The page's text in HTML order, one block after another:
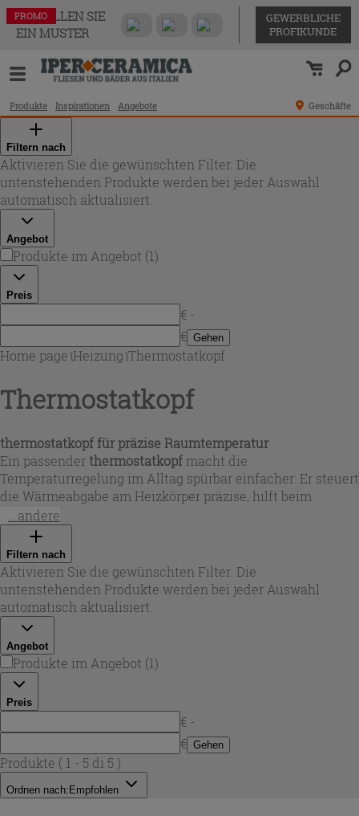
BESTELLEN SIE
EIN MUSTER
GEWERBLICHE
PROFIKUNDE
Produkte Inspirationen Angebote Geschäfte
Filtern nach
Aktivieren Sie die gewünschten Filter. Die
untenstehenden Produkte werden bei jeder Auswahl
automatisch aktualisiert.
Angebot
Produkte im Angebot (1)
Preis
€ -
€ Gehen
Home page\Heizung\Thermostatkopf
Thermostatkopf
thermostatkopf für präzise Raumtemperatur
Ein passenderthermostatkopfmacht die
Temperaturregelung im Alltag spürbar einfacher: Er steuert
die Wärmeabgabe am Heizkörper präzise, hilft beim
Energiesparen und erhöht den Wohnkomfort in jedem
Raum. In dieser Auswahl finden Sie Varianten für
unterschiedliche Einrichtungsstile – von klaren,
minimalistischen Formen bis zu markanten Design-
Akzenten. Dank robuster Verarbeitung und langlebiger
Oberflächen sind die Modelle auf den täglichen Einsatz
ausgelegt und unterstützen eine gleichmäßige
Heizkonzepten.
...andere
Filtern nach
Aktivieren Sie die gewünschten Filter. Die
untenstehenden Produkte werden bei jeder Auswahl
automatisch aktualisiert.
Angebot
Produkte im Angebot (1)
Preis
€ -
€ Gehen
Produkte ( 1 - 5 di 5 )
Ordnen nach: Empfohlen
PROMO